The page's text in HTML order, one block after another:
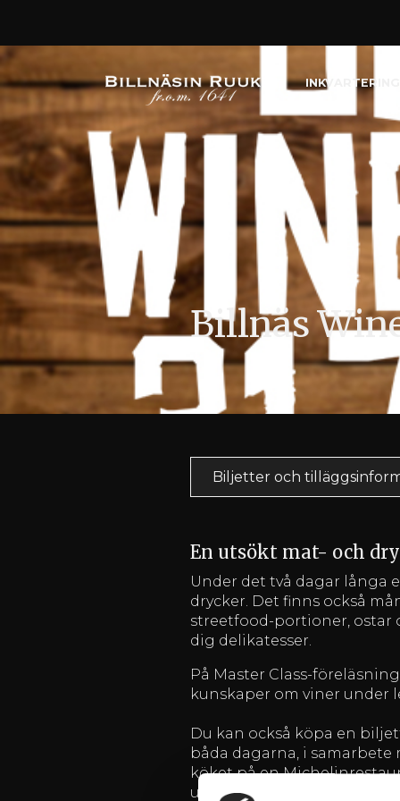
INKVARTERING
Billnäs
Biljetter och
En utsökt mat- och
Under det två dagar långa
drycker. Det finns också
streetfood-portioner, ostar
dig delikatesser.
På Master Class-
kunskaper om viner under
Du kan också köpa en
båda dagarna, i
köket på en
utsökt 4-rätters lunch. Till